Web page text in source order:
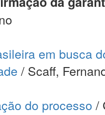
em busca
/ Scaff,
do processo /